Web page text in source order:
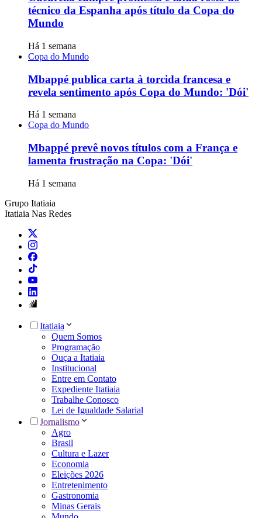
técnico da Espanha após título da Copa do
Mundo
Há 1 semana
Copa do Mundo
Mbappé publica carta à torcida francesa e
revela sentimento após Copa do Mundo: 'Dói'
Há 1 semana
Copa do Mundo
Mbappé prevê novos títulos com a França e
lamenta frustração na Copa: 'Dói'
Há 1 semana
Grupo Itatiaia
Itatiaia Nas Redes
Itatiaia
Quem Somos
Programação
Ouça a Itatiaia
Institucional
Entre em Contato
Expediente Itatiaia
Trabalhe Conosco
Lei de Igualdade Salarial
Jornalismo
Agro
Brasil
Cultura e Lazer
Economia
Eleições 2026
Entretenimento
Gastronomia
Minas Gerais